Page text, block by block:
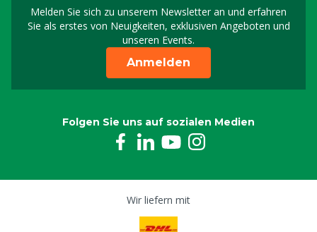
Melden Sie sich zu unserem Newsletter an und erfahren
Sie als erstes von Neuigkeiten, exklusiven Angeboten und
unseren Events.
Melden Sie sich für
Anmelden
Folgen Sie uns auf sozialen Medien
Wir liefern mit